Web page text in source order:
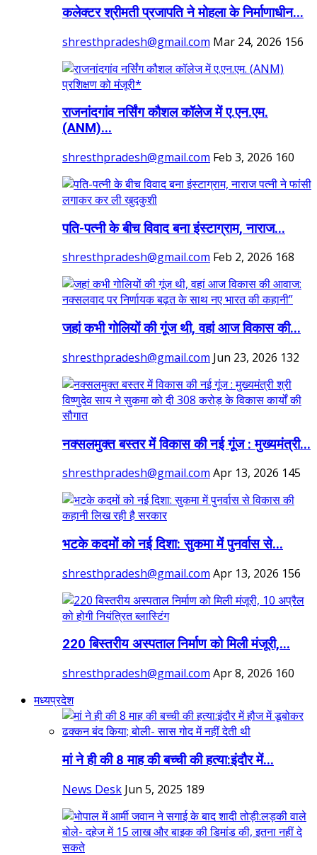
कलेक्टर श्रीमती प्रजापति ने मोहला के निर्माणाधीन...
shresthpradesh@gmail.com Mar 24, 2026 156
राजनांदगांव नर्सिंग कौशल कॉलेज में ए.एन.एम.
(ANM)...
shresthpradesh@gmail.com Feb 3, 2026 160
पति-पत्नी के बीच विवाद बना इंस्टाग्राम, नाराज...
shresthpradesh@gmail.com Feb 2, 2026 168
जहां कभी गोलियों की गूंज थी, वहां आज विकास की...
shresthpradesh@gmail.com Jun 23, 2026 132
नक्सलमुक्त बस्तर में विकास की नई गूंज : मुख्यमंत्री...
shresthpradesh@gmail.com Apr 13, 2026 145
भटके कदमों को नई दिशा: सुकमा में पुनर्वास से...
shresthpradesh@gmail.com Apr 13, 2026 156
220 बिस्तरीय अस्पताल निर्माण को मिली मंजूरी,...
shresthpradesh@gmail.com Apr 8, 2026 160
मध्यप्रदेश
मां ने ही की 8 माह की बच्ची की हत्या:इंदौर में...
News Desk Jun 5, 2025 189